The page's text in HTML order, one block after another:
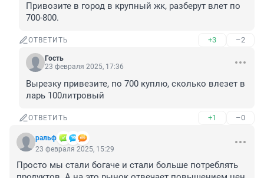
Привозите в город в крупный жк, разберут влет по
700-800.
ОТВЕТИТЬ +3 –2
Гость
23 февраля 2025, 17:36
Вырезку привезите, по 700 куплю, сколько влезет в
ларь 100литровый
ОТВЕТИТЬ +1 –0
ральф
23 февраля 2025, 15:29
Просто мы стали богаче и стали больше потреблять